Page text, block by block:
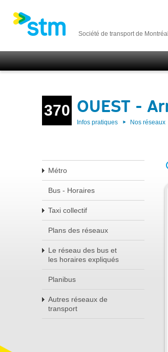
Société de transport de Montréal
370 OUEST -
Infos pratiques Nos réseaux
Métro
Bus - Horaires
Taxi collectif
Plans des réseaux
Le réseau des bus et
les horaires expliqués
Planibus
Autres réseaux de
transport